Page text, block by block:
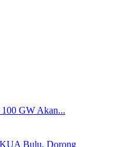
GW Akan...
Bulu, Dorong